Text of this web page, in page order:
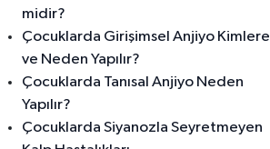
midir?
Çocuklarda Girişimsel Anjiyo Kimlere
ve Neden Yapılır?
Çocuklarda Tanısal Anjiyo Neden
Yapılır?
Çocuklarda Siyanozla Seyretmeyen